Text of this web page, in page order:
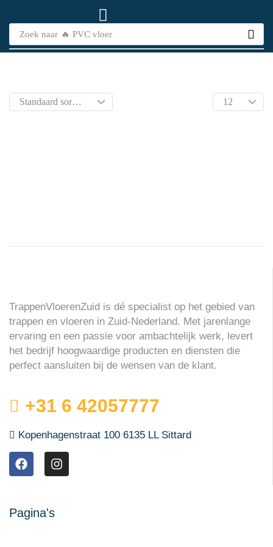
Zoek naar 🔥 PVC vloer
TrappenVloerenZuid is dé specialist op het gebied van
trappen en vloeren in Zuid-Nederland. Met jarenlange
ervaring en een passie voor ambachtelijk werk, levert
het bedrijf hoogwaardige producten en diensten die
perfect aansluiten bij de wensen van de klant.
+31 6 42057777
Kopenhagenstraat 100 6135 LL Sittard
Pagina's